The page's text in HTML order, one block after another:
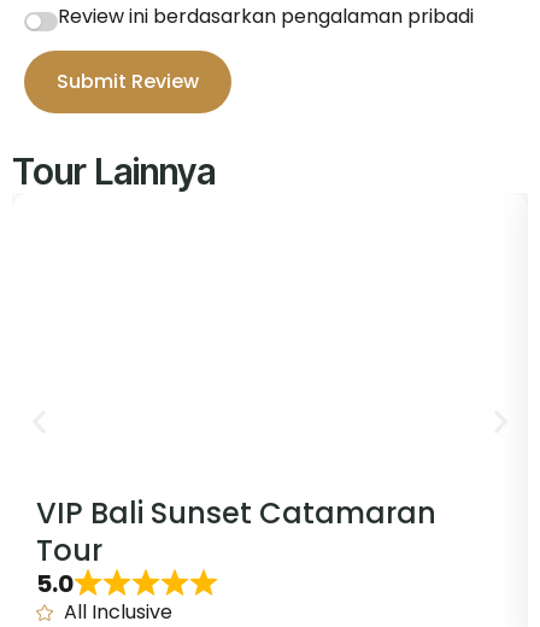
Review ini berdasarkan pengalaman pribadi
Submit Review
Tour Lainnya
VIP Bali Sunset Catamaran
Tour
5.0
All Inclusive